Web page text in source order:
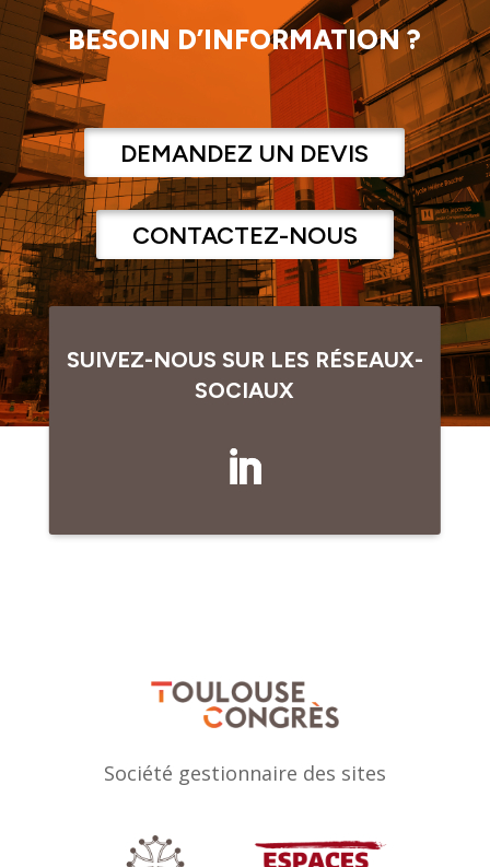
BESOIN D’INFORMATION ?
DEMANDEZ UN DEVIS
CONTACTEZ-NOUS
SUIVEZ-NOUS SUR LES RÉSEAUX-
SOCIAUX
Société gestionnaire des sites